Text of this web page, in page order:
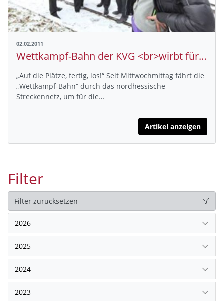
02.02.2011
Wettkampf-Bahn der KVG <br>wirbt für DM in Kassel
„Auf die Plätze, fertig, los!“ Seit Mittwochmittag fährt die
„Wettkampf-Bahn“ durch das nordhessische
Streckennetz, um für die…
Artikel anzeigen
Filter
Filter zurücksetzen
2026
2025
2024
2023